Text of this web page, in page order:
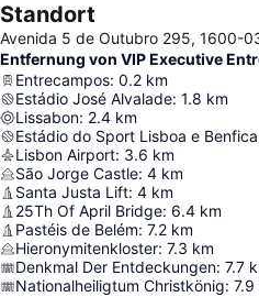
Standort
Avenida 5 de Outubro 295, 1600-
Entfernung von VIP Executive
Entrecampos: 0.2 km
Estádio José Alvalade: 1.8 km
Lissabon: 2.4 km
Estádio do Sport Lisboa e Benfica
Lisbon Airport: 3.6 km
São Jorge Castle: 4 km
Santa Justa Lift: 4 km
25Th Of April Bridge: 6.4 km
Pastéis de Belém: 7.2 km
Hieronymitenkloster: 7.3 km
Denkmal Der Entdeckungen: 7.7
Nationalheiligtum Christkönig: 7.9